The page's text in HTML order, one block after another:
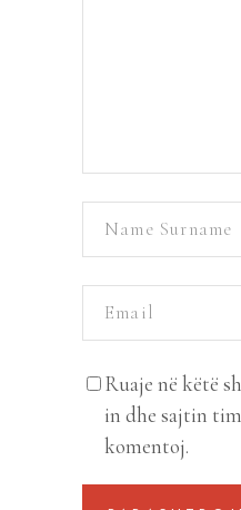
Ruaje në këtë
in dhe sajtin
komentoj.